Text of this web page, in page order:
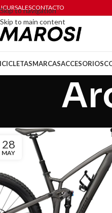
Skip to navigation
Skip to main content
CONTACTO
MARCASACCESORIOS
28
MAY